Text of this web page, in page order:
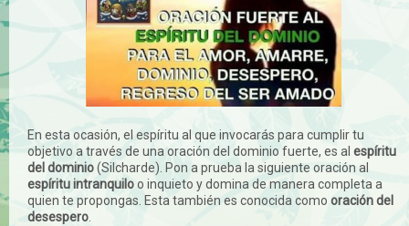
En esta ocasión, el espíritu al que invocarás para cumplir tu
objetivo a través de una oración del dominio fuerte, es al espíritu
del dominio(Silcharde). Pon a prueba la siguiente oración al
espíritu intranquiloo inquieto y domina de manera completa a
quien te propongas. Esta también es conocida como oración del
desespero